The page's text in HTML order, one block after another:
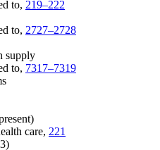
to, 219–222
to, 2727–2728
supply
to, 7317–7319
care, 221